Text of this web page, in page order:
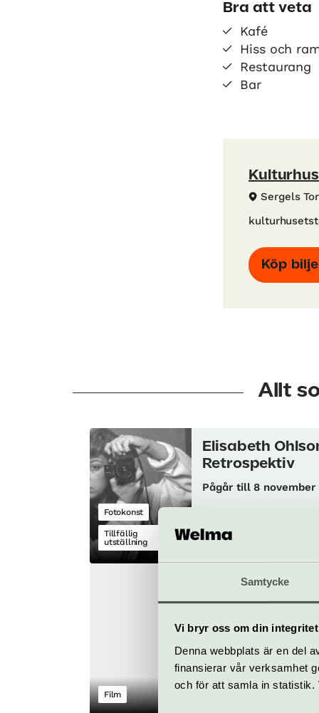
Samtycke
Vi bryr oss om din integritet
Denna webbplats är en del
finansierar vår verksamhet
och för att samla in
Bra att veta
Kafé
Hiss och
Restaurang
Bar
Sergels
Köp
Allt
Fotokonst
Tillfällig
utställning
Elisabeth
Retrospektiv
Pågår till 8 november
Film
En annan Håkan
regissörsbesök